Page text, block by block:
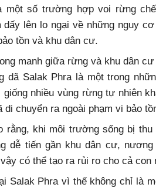
một số trường hợp voi rừng
lên lo ngại về những nguy
tồn và khu dân cư.
manh giữa rừng và khu dân cư
dã Salak Phra là một trong
nhiều vùng rừng tự nhiên
di chuyển ra ngoài phạm vi bảo
rằng, khi môi trường sống bị
dễ tiến gần khu dân cư,
có thể tạo ra rủi ro cho cả con
Salak Phra vì thế không chỉ là